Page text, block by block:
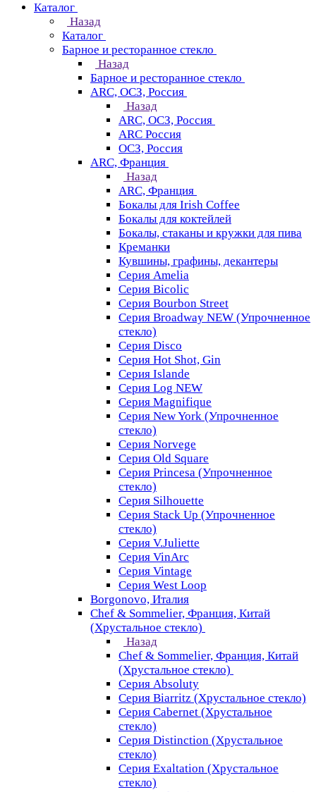
Каталог
Назад
Каталог
Барное и ресторанное стекло
Назад
Барное и ресторанное стекло
ARC, ОСЗ, Россия
Назад
ARC, ОСЗ, Россия
ARC Россия
ОСЗ, Россия
ARC, Франция
Назад
ARC, Франция
Бокалы для Irish Coffee
Бокалы для коктейлей
Бокалы, стаканы и кружки для пива
Креманки
Кувшины, графины, декантеры
Серия Amelia
Серия Bicolic
Серия Bourbon Street
Серия Broadway NEW (Упрочненное
стекло)
Серия Disco
Серия Hot Shot, Gin
Серия Islande
Серия Log NEW
Серия Magnifique
Серия New York (Упрочненное
стекло)
Серия Norvege
Серия Old Square
Серия Princesa (Упрочненное
стекло)
Серия Silhouette
Серия Stack Up (Упрочненное
стекло)
Серия V.Juliette
Серия VinArc
Серия Vintage
Серия West Loop
Borgonovo, Италия
Chef & Sommelier, Франция, Китай
(Хрустальное стекло)
Назад
Chef & Sommelier, Франция, Китай
(Хрустальное стекло)
Серия Absoluty
Серия Biarritz (Хрустальное стекло)
Серия Cabernet (Хрустальное
стекло)
Серия Distinction (Хрустальное
стекло)
Серия Exaltation (Хрустальное
стекло)